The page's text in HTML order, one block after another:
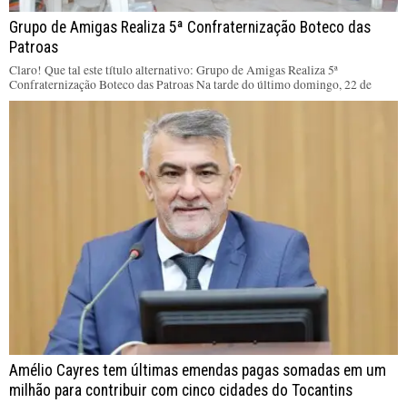
Grupo de Amigas Realiza 5ª Confraternização Boteco das
Patroas
Claro! Que tal este título alternativo: Grupo de Amigas Realiza 5ª
Confraternização Boteco das Patroas Na tarde do último domingo, 22 de
Amélio Cayres tem últimas emendas pagas somadas em um
milhão para contribuir com cinco cidades do Tocantins